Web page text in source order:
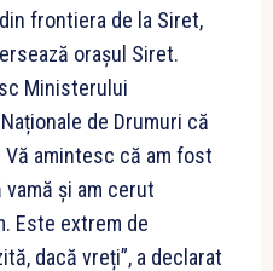
frontiera de la Siret,
orașul Siret.
Ministerului
de Drumuri că
amintesc că am fost
și am cerut
Este extrem de
dacă vreți”, a declarat